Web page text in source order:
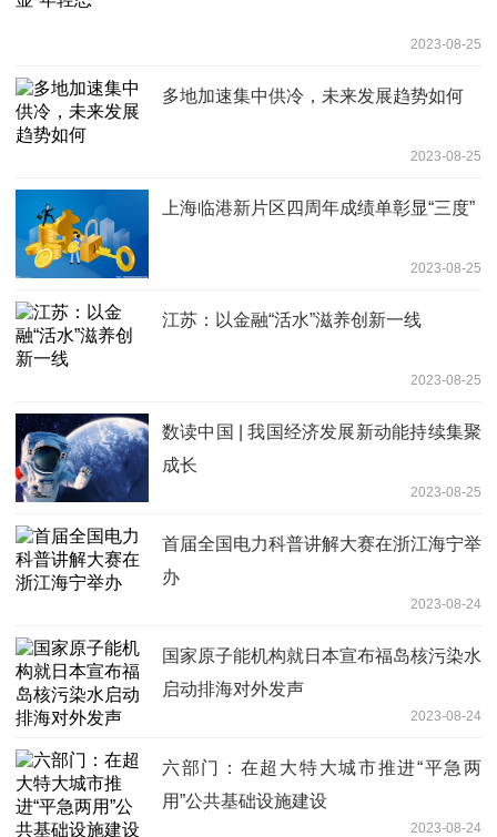
2023-08-25
多地加速集中供冷，未来发展趋势如何
2023-08-25
上海临港新片区四周年成绩单彰显“三度”
2023-08-25
江苏：以金融“活水”滋养创新一线
2023-08-25
数读中国 | 我国经济发展新动能持续集聚
成长
2023-08-25
首届全国电力科普讲解大赛在浙江海宁举
办
2023-08-24
国家原子能机构就日本宣布福岛核污染水
启动排海对外发声
2023-08-24
六部门：在超大特大城市推进“平急两
用”公共基础设施建设
2023-08-24